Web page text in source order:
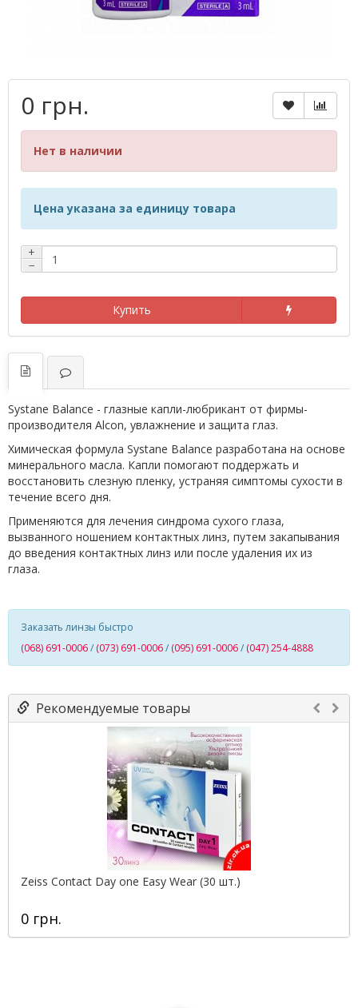
0 грн.
Нет в наличии
Цена указана за единицу товара
+
−
Купить
Systane Balance - глазные капли-любрикант от фирмы-
производителя Alcon, увлажнение и защита глаз.
Химическая формула Systane Balance разработана на основе
минерального масла. Капли помогают поддержать и
восстановить слезную пленку, устраняя симптомы сухости в
течение всего дня.
Применяются для лечения синдрома сухого глаза,
вызванного ношением контактных линз, путем закапывания
до введения контактных линз или после удаления их из
глаза.
Заказать линзы быстро
(068) 691-0006/ (073) 691-0006/ (095) 691-0006/ (047) 254-4888
Рекомендуемые товары
Zeiss Contact Day one Easy Wear (30 шт.)
0 грн.